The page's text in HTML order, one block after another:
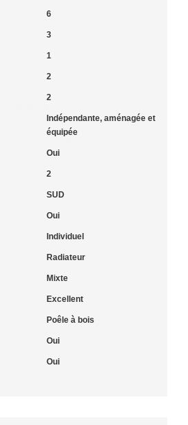
6
3
1
2
2
Indépendante, aménagée et
équipée
Oui
2
SUD
Oui
Individuel
Radiateur
Mixte
Excellent
Poêle à bois
Oui
Oui